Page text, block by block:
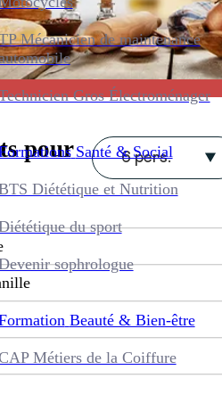
Mécanicien de maintenance
Gros Électroménager
Santé & Social
Diététique et Nutrition
du sport
sophrologue
Beauté & Bien-être
Métiers de la Coiffure
pour 6 pers.